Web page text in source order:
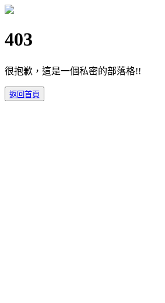
403
很抱歉，這是一個私密的部落格!!
返回首頁